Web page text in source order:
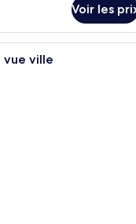
Voir les
Une chambre d’hôtel avec
vue ville